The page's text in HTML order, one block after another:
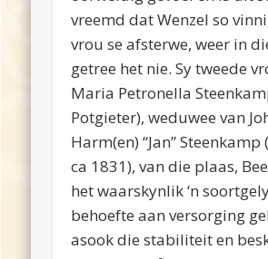
vreemd dat Wenzel so
vrou se afsterwe, weer in
getree het nie. Sy tweede
Maria Petronella
Potgieter), weduwee van
Harm(en) “Jan” Steenkamp
ca 1831), van die plaas,
het waarskynlik ‘n
behoefte aan versorging
asook die stabiliteit en